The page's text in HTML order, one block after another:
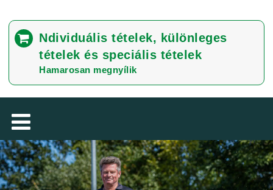
ČEŠTINA
PORTUGUÊS
РУССКИЙ
SUOMALAINEN
SLOVENSKÁ
DANSK
Ndividuális tételek, különleges
tételek és speciális tételek
Hamarosan megnyílik